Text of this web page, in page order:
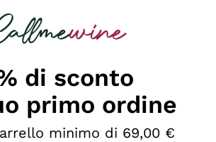
di sconto
primo ordine
minimo di 69,00 €